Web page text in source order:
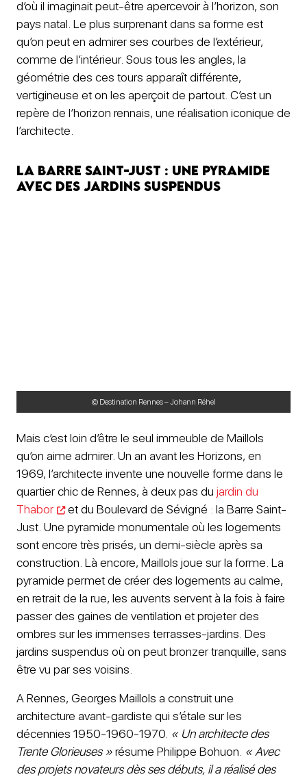
d’où il imaginait peut-être apercevoir à l’horizon, son
pays natal. Le plus surprenant dans sa forme est
qu’on peut en admirer ses courbes de l’extérieur,
comme de l’intérieur. Sous tous les angles, la
géométrie des ces tours apparaît différente,
vertigineuse et on les aperçoit de partout. C’est un
repère de l’horizon rennais, une réalisation iconique de
l’architecte.
La Barre Saint-Just : une pyramide
avec des jardins suspendus
© Destination Rennes – Johann Réhel
Mais c’est loin d’être le seul immeuble de Maillols
qu’on aime admirer. Un an avant les Horizons, en
1969, l’architecte invente une nouvelle forme dans le
quartier chic de Rennes, à deux pas du jardin du
Thabor
et du Boulevard de Sévigné : la Barre Saint-
Just. Une pyramide monumentale où les logements
sont encore très prisés, un demi-siècle après sa
construction. Là encore, Maillols joue sur la forme. La
pyramide permet de créer des logements au calme,
en retrait de la rue, les auvents servent à la fois à faire
passer des gaines de ventilation et projeter des
ombres sur les immenses terrasses-jardins. Des
jardins suspendus où on peut bronzer tranquille, sans
être vu par ses voisins.
A Rennes, Georges Maillols a construit une
architecture avant-gardiste qui s’étale sur les
décennies 1950-1960-1970. « Un architecte des
Trente Glorieuses »résume Philippe Bohuon. « Avec
des projets novateurs dès ses débuts, il a réalisé des